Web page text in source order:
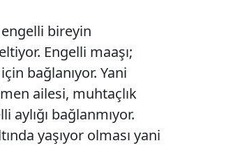
bireyin
Engelli maaşı;
bağlanıyor. Yani
ailesi, muhtaçlık
aylığı bağlanmıyor.
yaşıyor olması yani